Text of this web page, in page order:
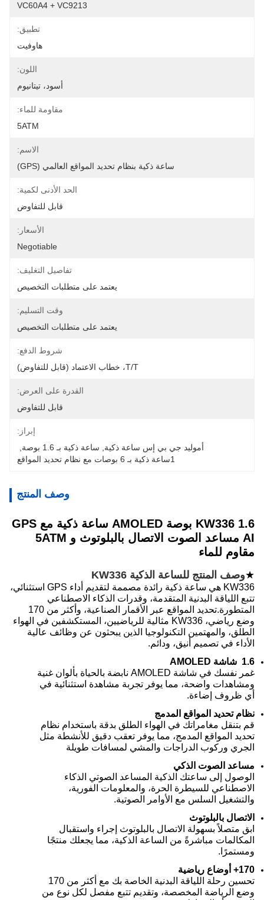
VC60A4 + VC9213
تطبيق:
هاوفيت
اللون:
أسود، تيتانيوم
مقاومة للماء:
5ATM
الاسم:
ساعة ذكية بنظام تحديد المواقع العالمي (GPS)
الحد الأدنى لكمية:
قابل للتفاوض
الأسعار:
Negotiable
تفاصيل التغليف:
يعتمد على متطلبات التخصيص
وقت التسليم:
يعتمد على متطلبات التخصيص
شروط الدفع:
T/T، خطاب الاعتماد (قابل للتفاوض)
القدرة على العرض:
قابل للتفاوض
إبراز:
أموليد جي بي إس ساعة ذكية
ساعة ذكية بـ 1.6 بوصة
1ساعة ذكية بـ 6 بوصات مع نظام تحديد المواقع
وصف المنتج
KW336 1.6 بوصة AMOLED ساعة ذكية مع GPS
AI مساعد الصوت الاتصال بالبلوتوث و 5ATM
مقاوم للماء
★وصف المنتج للساعة الذكية KW336
KW336 هي ساعة ذكية رائدة مصممة لتقديم أداء GPS استثنائي،
تتبع اللياقة البدنية المتقدمة، وقدرات الذكاء الاصطناعي
المتطورة.تحديد المواقع عبر الأقمار الصناعية، وأكثر من 170
وضع رياضي، KW336 مثالية للرياضيين، المستكشفين في الهواء
الطلق، والمهتمين التكنولوجيا الذين يبحثون عن وظائف عالية
الأداء في تصميم أنيق، ودائم.
1.6 ‬ شاشة AMOLED
غمر نفسك في شاشة AMOLED نابضة بالحياة بألوان غنية
ومشاهدات واضحة، مما يوفر تجربة مشاهدة استثنائية في
أي ظروف إضاءة.
نظام تحديد المواقع المدمج
قم بتنقل مغامراتك في الهواء الطلق بدقة باستخدام نظام
تحديد المواقع المدمج، مما يوفر تعقب دقيق للأنشطة مثل
الجري وركوب الدراجات والمشي لمسافات طويلة
مساعد الصوت الذكي
الوصول إلى ساعتك الذكية المساعد الصوتي الذكاء
الاصطناعي للسيطرة الحرة، والمعلومات الفورية،
والتشغيل السلس مع الأوامر الصوتية.
الاتصال بالبلوتوث
ابق متصلاً بسهولة الاتصال بالبلوتوث إجراء واستقبال
المكالمات مباشرةً من الساعة الذكية، مما يجعلك منتجًا
ومستمرًا.
170+ أوضاع رياضية
تحسين رحلة اللياقة البدنية الخاصة بك مع أكثر من 170
وضع الرياضة المخصصة، وتقديم تتبع مفصل لكل نوع من